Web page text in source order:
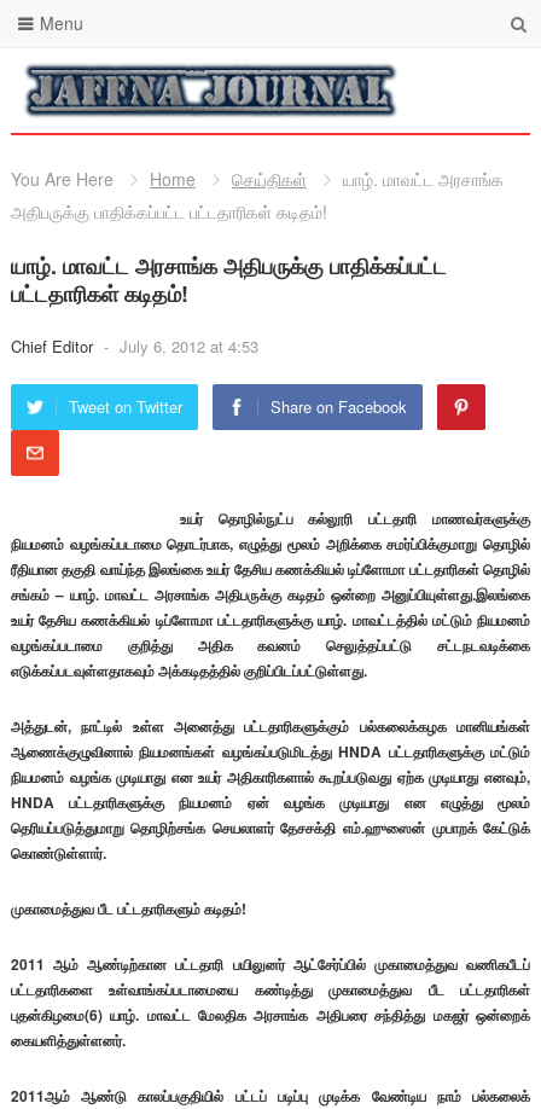
Menu
You Are Here Home செய்திகள்
யாழ். மாவட்ட அரசாங்க
அதிபருக்கு பாதிக்கப்பட்ட பட்டதாரிகள் கடிதம்!
யாழ். மாவட்ட அரசாங்க அதிபருக்கு பாதிக்கப்பட்ட
பட்டதாரிகள் கடிதம்!
Chief Editor - July 6, 2012 at 4:53
Tweet on Twitter Share on Facebook
உயர் தொழில்நுட்ப கல்லூரி பட்டதாரி மாணவர்களுக்கு
நியமனம் வழங்கப்படாமை தொடர்பாக, எழுத்து மூலம் அறிக்கை சமர்ப்பிக்குமாறு தொழில்
ரீதியான தகுதி வாய்ந்த இலங்கை உயர் தேசிய கணக்கியல் டிப்ளோமா பட்டதாரிகள் தொழில்
சங்கம் – யாழ். மாவட்ட அரசாங்க அதிபருக்கு கடிதம் ஒன்றை அனுப்பியுள்ளது.இலங்கை
உயர் தேசிய கணக்கியல் டிப்ளோமா பட்டதாரிகளுக்கு யாழ். மாவட்டத்தில் மட்டும் நியமனம்
வழங்கப்படாமை குறித்து அதிக கவனம் செலுத்தப்பட்டு சட்டநடவடிக்கை
எடுக்கப்படவுள்ளதாகவும் அக்கடிதத்தில் குறிப்பிடப்பட்டுள்ளது.
அத்துடன், நாட்டில் உள்ள அனைத்து பட்டதாரிகளுக்கும் பல்கலைக்கழக மானியங்கள்
ஆணைக்குழுவினால் நியமனங்கள் வழங்கப்படுமிடத்து HNDA பட்டதாரிகளுக்கு மட்டும்
நியமனம் வழங்க முடியாது என உயர் அதிகாரிகளால் கூறப்படுவது ஏற்க முடியாது எனவும்,
HNDA பட்டதாரிகளுக்கு நியமனம் ஏன் வழங்க முடியாது என எழுத்து மூலம்
தெரியப்படுத்துமாறு தொழிற்சங்க செயலாளர் தேசசக்தி எம்.ஹுஸைன் முபாறக் கேட்டுக்
கொண்டுள்ளார்.
முகாமைத்துவ பீட பட்டதாரிகளும் கடிதம்!
2011 ஆம் ஆண்டிற்கான பட்டதாரி பயிலுனர் ஆட்சேர்ப்பில் முகாமைத்துவ வணிகபீடப்
பட்டதாரிகளை உள்வாங்கப்படாமையை கண்டித்து முகாமைத்துவ பீட பட்டதாரிகள்
புதன்கிழமை(6) யாழ். மாவட்ட மேலதிக அரசாங்க அதிபரை சந்தித்து மகஜர் ஒன்றைக்
கையளித்துள்ளனர்.
2011ஆம் ஆண்டு காலப்பகுதியில் பட்டப் படிப்பு முடிக்க வேண்டிய நாம் பல்கலைக்